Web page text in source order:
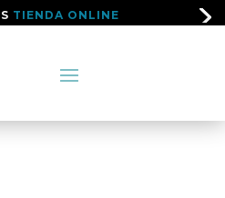
TIENDA ONLINE